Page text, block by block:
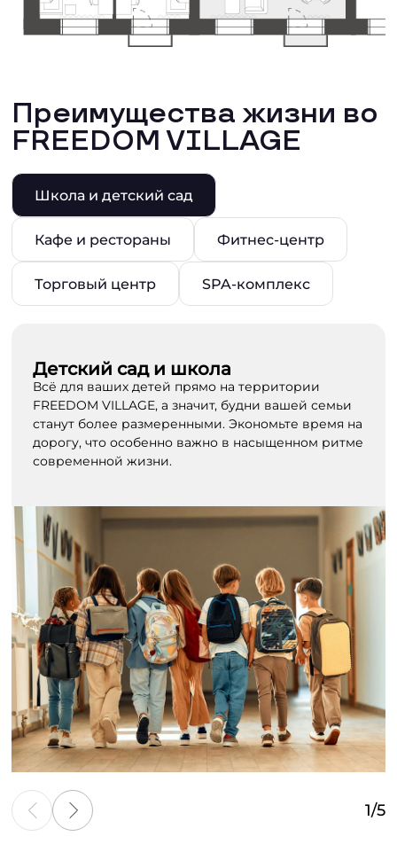
Преимущества жизни во
FREEDOM VILLAGE
Школа и детский сад
Кафе и рестораны Фитнес-центр
Торговый центр SPA-комплекс
Детский сад и школа
Всё для ваших детей прямо на территории
FREEDOM VILLAGE, а значит, будни вашей семьи
станут более размеренными. Экономьте время на
дорогу, что особенно важно в насыщенном ритме
современной жизни.
1/5